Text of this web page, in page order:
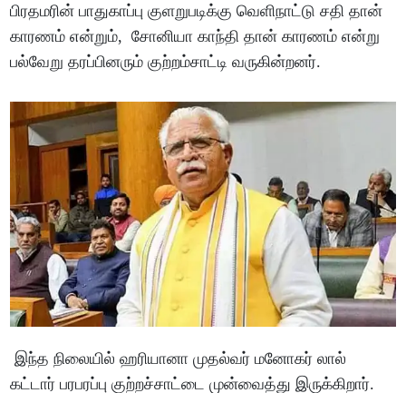
பிரதமரின் பாதுகாப்பு குளறுபடிக்கு வெளிநாட்டு சதி தான்
காரணம் என்றும், சோனியா காந்தி தான் காரணம் என்று
பல்வேறு தரப்பினரும் குற்றம்சாட்டி வருகின்றனர்.
இந்த நிலையில் ஹரியானா முதல்வர் மனோகர் லால்
கட்டார் பரபரப்பு குற்றச்சாட்டை முன்வைத்து இருக்கிறார்.